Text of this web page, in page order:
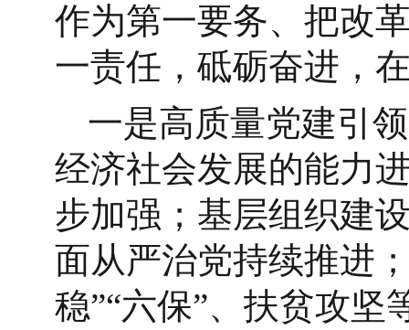
作为第一要务、把改
一责任，砥砺奋进，
一是高质量党建引
经济社会发展的能力
步加强；基层组织建
面从严治党持续推进
稳”“六保”、扶贫攻坚